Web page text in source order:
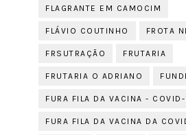
FLAGRANTE EM CAMOCIM
FLÁVIO COUTINHO FROTA
FRSUTRAÇÃO FRUTARIA
FRUTARIA O ADRIANO
FURA FILA DA VACINA - COVID-
FURA FILA DA VACINA DA